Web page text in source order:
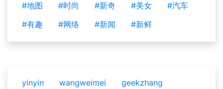
#地图
#时尚 #新奇 #美女
#汽车
#有趣
#网络 #新闻 #新鲜
yinyin wangweimei
geekzhang